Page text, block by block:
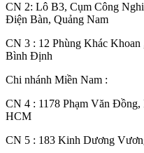
Liên Hệ
CN 2: Lô B3, Cụm Công
Điện Bàn, Quảng Nam
CN 3 : 12 Phùng Khác
Bình Định
Chi nhánh Miền Nam :
CN 4 : 1178 Phạm Văn
HCM
CN 5 : 183 Kinh Dương